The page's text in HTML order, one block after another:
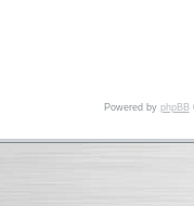
Powered by phpBB